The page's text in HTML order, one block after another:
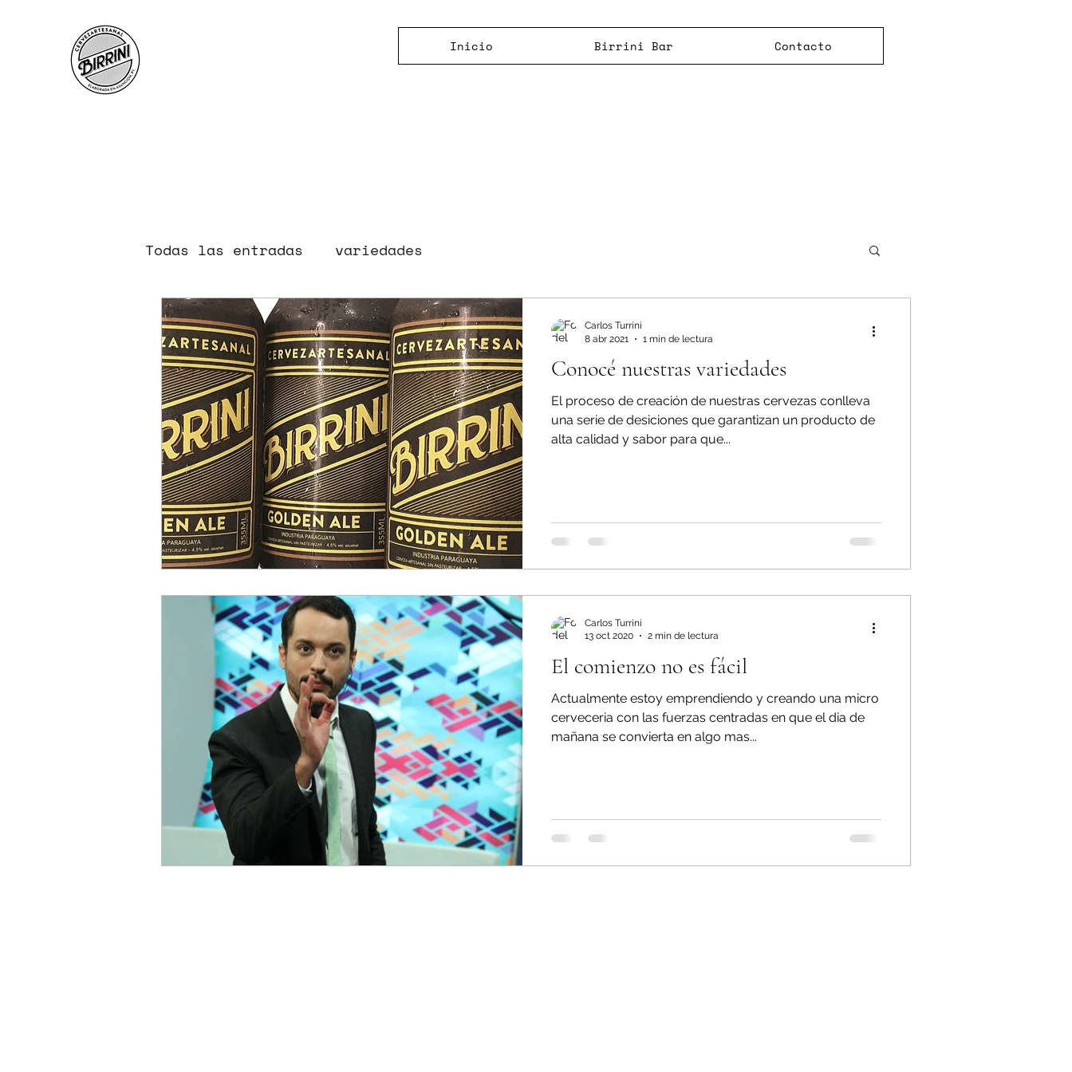
Inicio Birrini Bar Contacto
Todas las entradas variedades
Conocé nuestras variedades
El proceso de creación de nuestras cervezas conlleva
una serie de desiciones que garantizan un producto de
alta calidad y sabor para que...
Carlos Turrini
8 abr 2021
1 min de lectura
El comienzo no es fácil
Actualmente estoy emprendiendo y creando una micro
cerveceria con las fuerzas centradas en que el dia de
mañana se convierta en algo mas...
Carlos Turrini
13 oct 2020
2 min de lectura